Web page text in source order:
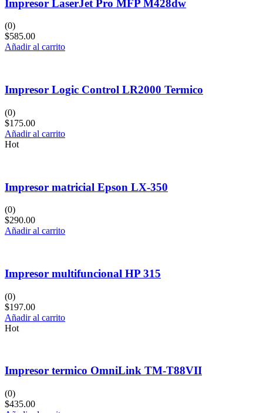
Impresor LaserJet Pro MFP M428dw
(0)
$585.00
Añadir al carrito
Impresor Logic Control LR2000 Termico
(0)
$175.00
Añadir al carrito
Hot
Impresor matricial Epson LX-350
(0)
$290.00
Añadir al carrito
Impresor multifuncional HP 315
(0)
$197.00
Añadir al carrito
Hot
Impresor termico OmniLink TM-T88VII
(0)
$435.00